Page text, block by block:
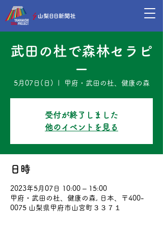
武田の杜で森林セラピ
ー
5月07日(日) 甲府・武田の杜、健康の森
受付が終了しました
他のイベントを見る
日時
2023年5月07日 10:00 – 15:00
甲府・武田の杜、健康の森, 日本、〒400-
0075 山梨県甲府市山宮町３３７１